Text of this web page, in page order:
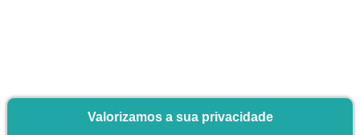
Valorizamos a sua privacidade